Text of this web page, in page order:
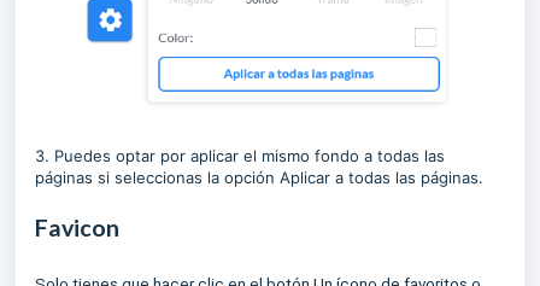
3. Puedes optar por aplicar el mismo fondo a todas las
páginas si seleccionas la opción Aplicar a todas las páginas.
Favicon